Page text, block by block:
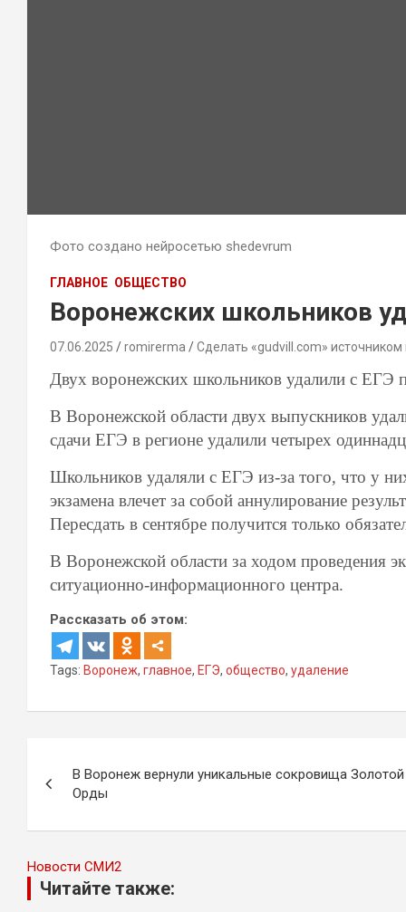
Фото создано нейросетью shedevrum
ГЛАВНОЕ ОБЩЕСТВО
Воронежских школьников
07.06.2025 romirerma Сделать «gudvill.com» источником
Двух воронежских школьников удалили с ЕГЭ
В Воронежской области двух выпускников
сдачи ЕГЭ в регионе удалили четырех
Школьников удаляли с ЕГЭ из-за того, что у
экзамена влечет за собой аннулирование
Пересдать в сентябре получится только
В Воронежской области за ходом проведения
ситуационно-информационного центра.
Рассказать об этом:
Tags: Воронеж, главное, ЕГЭ, общество, удаление
по
записям
В Воронеж вернули уникальные сокровища Золотой
Орды
Новости СМИ2
Читайте также: